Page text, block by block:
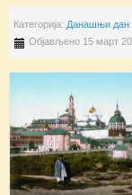
Категорија: Данашњи дан
Објављено 15 март